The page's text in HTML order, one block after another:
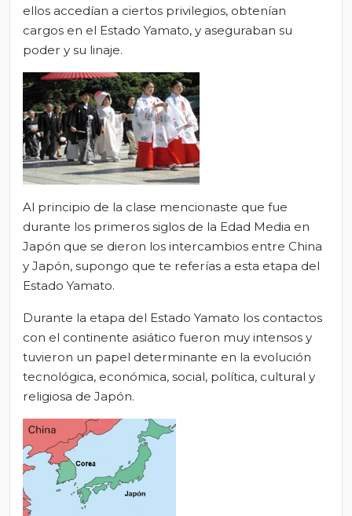
ellos accedían a ciertos privilegios, obtenían
cargos en el Estado Yamato, y aseguraban su
poder y su linaje.
Al principio de la clase mencionaste que fue
durante los primeros siglos de la Edad Media en
Japón que se dieron los intercambios entre China
y Japón, supongo que te referías a esta etapa del
Estado Yamato.
Durante la etapa del Estado Yamato los contactos
con el continente asiático fueron muy intensos y
tuvieron un papel determinante en la evolución
tecnológica, económica, social, política, cultural y
religiosa de Japón.